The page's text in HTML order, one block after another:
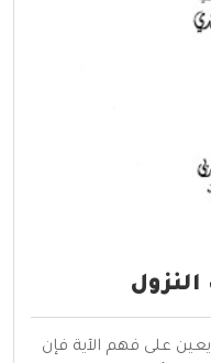
على فهم الآية فإن